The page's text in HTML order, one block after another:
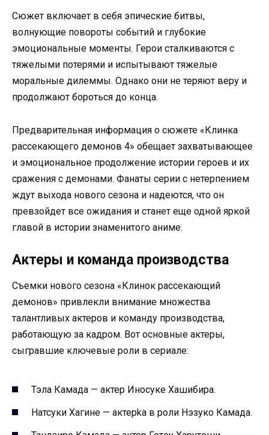
Сюжет включает в себя эпические битвы,
волнующие повороты событий и глубокие
эмоциональные моменты. Герои сталкиваются с
тяжелыми потерями и испытывают тяжелые
моральные дилеммы. Однако они не теряют веру и
продолжают бороться до конца.
Предварительная информация о сюжете «Клинка
рассекающего демонов 4» обещает захватывающее
и эмоциональное продолжение истории героев и их
сражения с демонами. Фанаты серии с нетерпением
ждут выхода нового сезона и надеются, что он
превзойдет все ожидания и станет еще одной яркой
главой в истории знаменитого аниме.
Актеры и команда производства
Съемки нового сезона «Клинок рассекающий
демонов» привлекли внимание множества
талантливых актеров и команду производства,
работающую за кадром. Вот основные актеры,
сыгравшие ключевые роли в сериале:
Тэла Камада — актер Иносуке Хашибира.
Натсуки Хагине — актерka в роли Нэзуко Камада.